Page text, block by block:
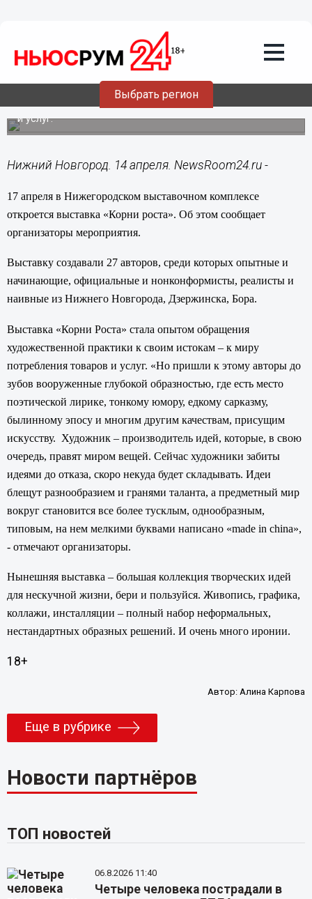
Выбрать регион
14.04.201410:59
Арт-проект «Корни роста» смогут
увидеть нижегородцы
Художники в рамках проекта обратились к теме товаров
и услуг.
Нижний Новгород. 14 апреля. NewsRoom24.ru -
17 апреля в Нижегородском выставочном комплексе
откроется выставка «Корни роста». Об этом сообщает
организаторы мероприятия.
Выставку создавали 27 авторов, среди которых опытные и
начинающие, официальные и нонконформисты, реалисты и
наивные из Нижнего Новгорода, Дзержинска, Бора.
Выставка «Корни Роста» стала опытом обращения
художественной практики к своим истокам – к миру
потребления товаров и услуг. «Но пришли к этому авторы до
зубов вооруженные глубокой образностью, где есть место
поэтической лирике, тонкому юмору, едкому сарказму,
былинному эпосу и многим другим качествам, присущим
искусству. Художник – производитель идей, которые, в свою
очередь, правят миром вещей. Сейчас художники забиты
идеями до отказа, скоро некуда будет складывать. Идеи
блещут разнообразием и гранями таланта, а предметный мир
вокруг становится все более тусклым, однообразным,
типовым, на нем мелкими буквами написано «made in china»,
- отмечают организаторы.
Нынешняя выставка – большая коллекция творческих идей
для нескучной жизни, бери и пользуйся. Живопись, графика,
коллажи, инсталляции – полный набор неформальных,
нестандартных образных решений. И очень много иронии.
18+
Автор: Алина Карпова
Еще в рубрике
Новости партнёров
ТОП новостей
06.8.2026 11:40
Четыре человека пострадали в